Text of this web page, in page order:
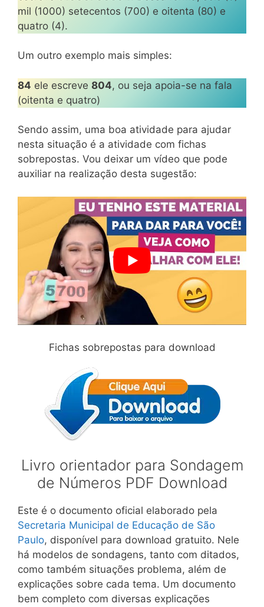
mil (1000) setecentos (700) e oitenta (80) e
quatro (4).
Um outro exemplo mais simples:
84 ele escreve 804, ou seja apoia-se na fala
(oitenta e quatro)
Sendo assim, uma boa atividade para ajudar
nesta situação é a atividade com fichas
sobrepostas. Vou deixar um vídeo que pode
auxiliar na realização desta sugestão:
Fichas sobrepostas para download
Livro orientador para Sondagem
de Números PDF Download
Este é o documento oficial elaborado pela
Secretaria Municipal de Educação de São
Paulo, disponível para download gratuito. Nele
há modelos de sondagens, tanto com ditados,
como também situações problema, além de
explicações sobre cada tema. Um documento
bem completo com diversas explicações